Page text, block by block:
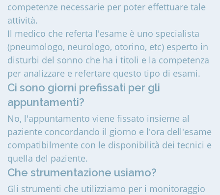
competenze necessarie per poter effettuare tale
attività.
Il medico che referta l'esame è uno specialista
(pneumologo, neurologo, otorino, etc) esperto in
disturbi del sonno che ha i titoli e la competenza
per analizzare e refertare questo tipo di esami.
Ci sono giorni prefissati per gli
appuntamenti?
No, l'appuntamento viene fissato insieme al
paziente concordando il giorno e l'ora dell'esame
compatibilmente con le disponibilità dei tecnici e
quella del paziente.
Che strumentazione usiamo?
Gli strumenti che utilizziamo per i monitoraggio